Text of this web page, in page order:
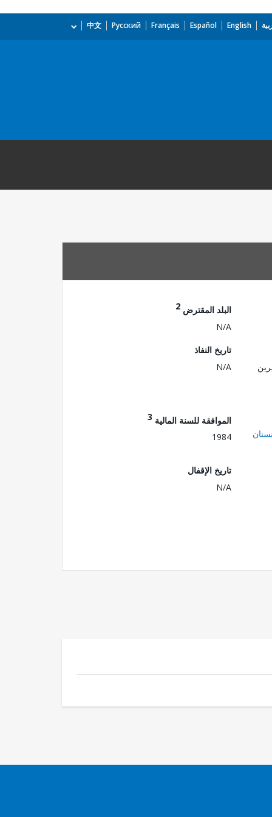
English
Español
Français
Русский
中文
البلد المقترض 2
N/A
تاريخ النفاذ
N/A
الموافقة للسنة المالية 3
1984
تاريخ الإقفال
N/A